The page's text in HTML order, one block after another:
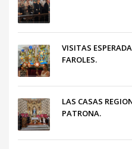
VISITAS
FAROLES.
LAS CASAS
PATRONA.